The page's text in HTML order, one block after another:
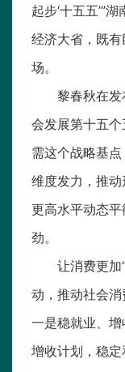
起步‘十五五’”
经济大省，既
场。
黎春秋在
会发展第十五
需这个战略基点
维度发力，推
更高水平动态平
劲。
让消费更加
动，推动社会消
一是稳就业、
增收计划，稳定